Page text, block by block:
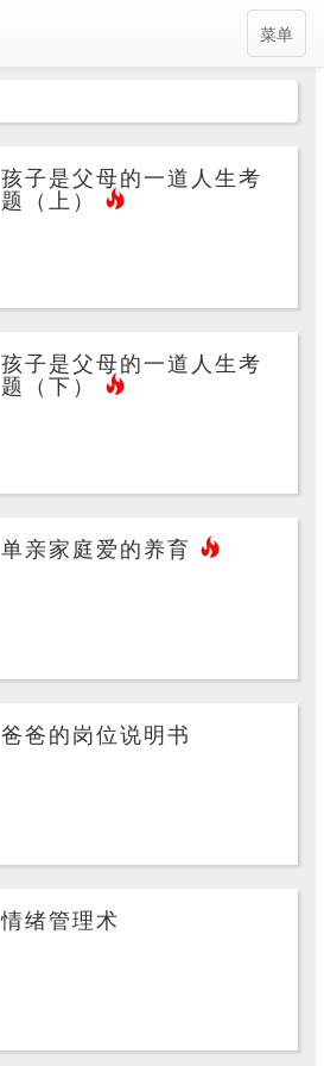
菜单
孩子是父母的一道人生考
题（上）
孩子是父母的一道人生考
题（下）
单亲家庭爱的养育
爸爸的岗位说明书
情绪管理术